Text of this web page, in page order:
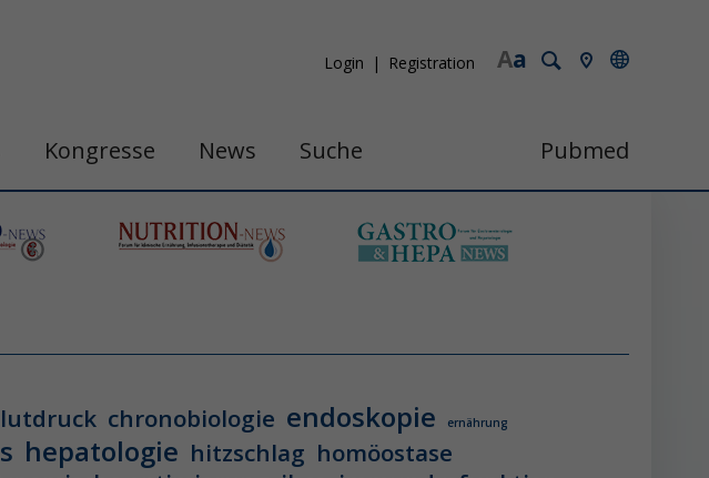
a
A
Login Registration
Kongresse News Suche Pubmed
chronobiologie endoskopie ernährung
hepatologie hitzschlag homöostase